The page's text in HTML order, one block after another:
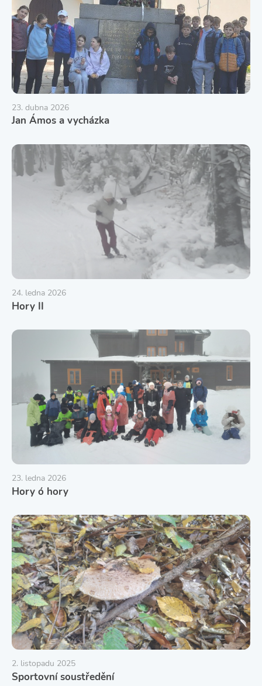
23. dubna 2026
Jan Ámos a vycházka
24. ledna 2026
Hory II
23. ledna 2026
Hory ó hory
2. listopadu 2025
Sportovní soustředění